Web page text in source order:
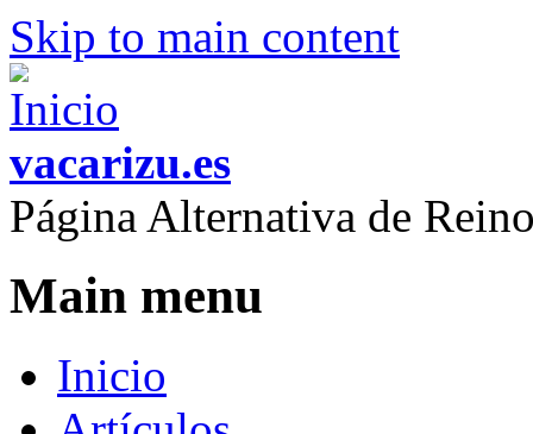
Skip to main content
vacarizu.es
Página Alternativa de
Main menu
Inicio